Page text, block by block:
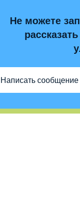
Не можете
Написать сообщение